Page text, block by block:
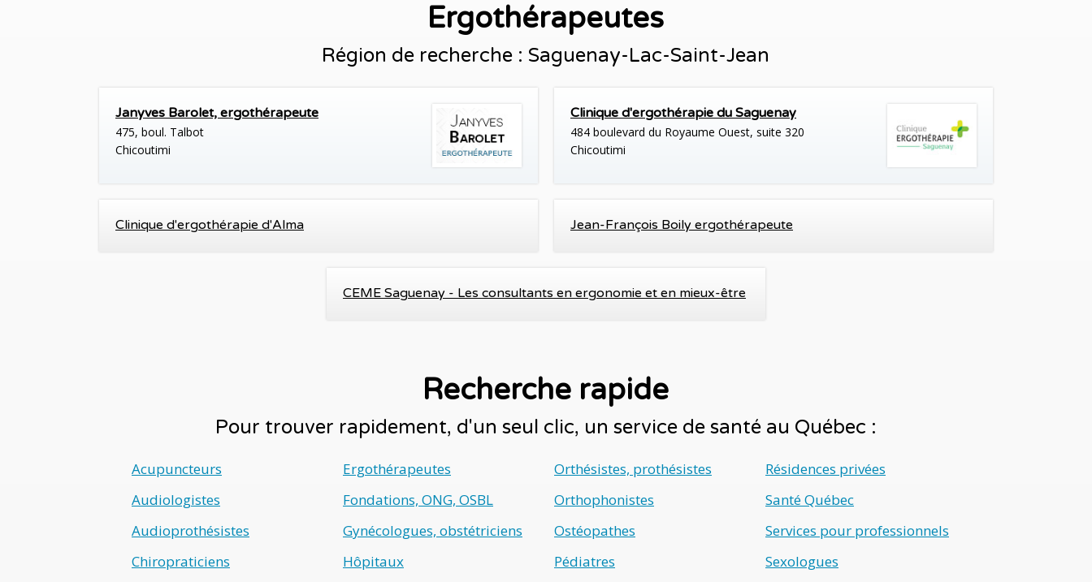
Ergothérapeutes
Région de recherche : Saguenay-Lac-Saint-Jean
Janyves Barolet, ergothérapeute
475, boul. Talbot
Chicoutimi
Clinique d'ergothérapie du Saguenay
484 boulevard du Royaume Ouest, suite 320
Chicoutimi
Clinique d'ergothérapie d'Alma Jean-François Boily ergothérapeute
CEME Saguenay - Les consultants en ergonomie et en mieux-être
Recherche rapide
Pour trouver rapidement, d'un seul clic, un service de santé au Québec :
Acupuncteurs
Audiologistes
Audioprothésistes
Chiropraticiens
Ergothérapeutes
Fondations, ONG, OSBL
Gynécologues, obstétriciens
Hôpitaux
Orthésistes, prothésistes
Orthophonistes
Ostéopathes
Pédiatres
Résidences privées
Santé Québec
Services pour professionnels
Sexologues